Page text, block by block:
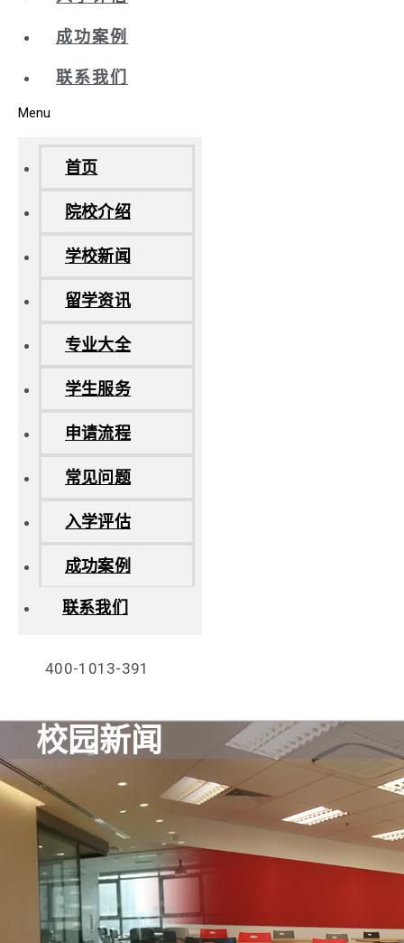
成功案例
联系我们
Menu
首页
院校介绍
学校新闻
留学资讯
专业大全
学生服务
申请流程
常见问题
入学评估
成功案例
联系我们
400-1013-391
校园新闻